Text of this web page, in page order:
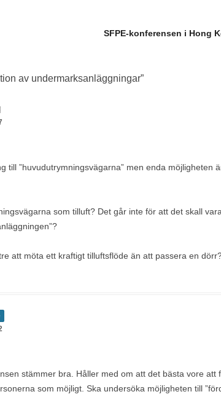
SFPE-konferensen i Hong
av undermarksanläggningar”
till ”huvudutrymningsvägarna” men enda möjligheten
som tilluft? Det går inte för att det skall
att möta ett kraftigt tilluftsflöde än att passera en
stämmer bra. Håller med om att det bästa vore att
som möjligt. Ska undersöka möjligheten till